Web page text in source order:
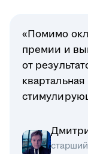
«Помимо
премии и
от